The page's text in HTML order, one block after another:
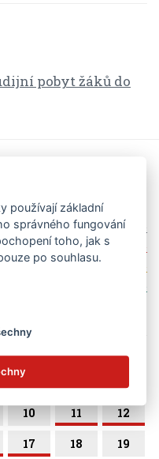
pobyt žáků do
zobrazit jen kategorii
vše
základní škola
mateřská škola
pá so ne
10 11 12
17 18 19
používají základní
správného fungování
toho, jak s
po souhlasu.